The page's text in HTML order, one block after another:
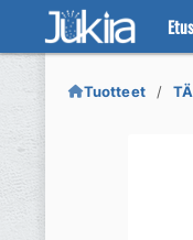
Siirry
navigointiin
Siirry
sisältöön
Tuotteet